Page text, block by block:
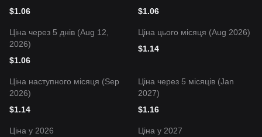
$1.06
$1.06
Ціна через 5 днів (Aug 12,
2026)
$1.06
Ціна цього місяця (Aug 2026)
$1.14
Ціна наступного місяця (Sep
2026)
$1.14
Ціна через 5 місяців (Jan
2027)
$1.16
Ціна у 2026
Ціна у 2027